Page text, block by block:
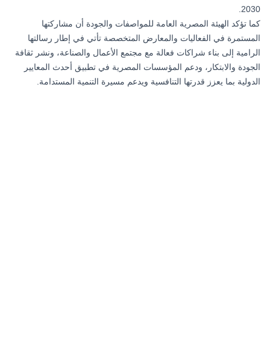
2030.
كما تؤكد الهيئة المصرية العامة للمواصفات والجودة أن مشاركتها
المستمرة في الفعاليات والمعارض المتخصصة تأتي في إطار رسالتها
الرامية إلى بناء شراكات فعالة مع مجتمع الأعمال والصناعة، ونشر ثقافة
الجودة والابتكار، ودعم المؤسسات المصرية في تطبيق أحدث المعايير
الدولية بما يعزز قدرتها التنافسية ويدعم مسيرة التنمية المستدامة.